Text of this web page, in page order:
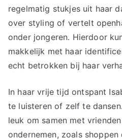
regelmatig stukjes uit haar
over styling of vertelt
onder jongeren. Hierdoor
makkelijk met haar
echt betrokken bij haar
In haar vrije tijd ontspant
te luisteren of zelf te
leuk om samen met
ondernemen, zoals